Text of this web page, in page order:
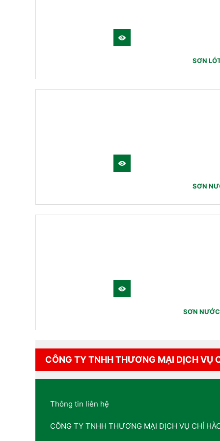
SƠN
SƠN
SƠN
CÔNG TY TNHH THƯƠNG MẠI DỊCH VỤ
Thông tin liên hệ
CÔNG TY TNHH THƯƠNG MẠI DỊCH VỤ CHÍ